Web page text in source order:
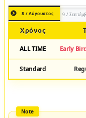
8 / Αύγουστος 9 /
Χρόνος
ALL TIME Early
Standard